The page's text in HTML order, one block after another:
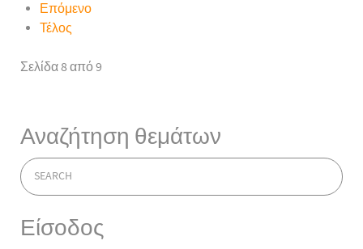
Επόμενο
Τέλος
Σελίδα 8 από 9
Αναζήτηση θεμάτων
Είσοδος